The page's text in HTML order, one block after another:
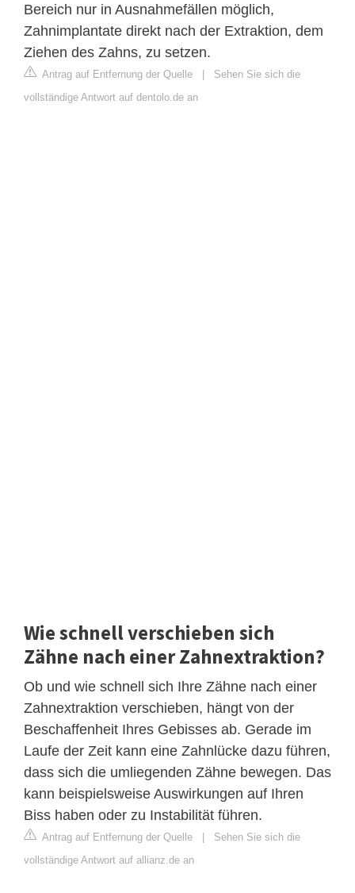
Bereich nur in Ausnahmefällen möglich,
Zahnimplantate direkt nach der Extraktion, dem
Ziehen des Zahns, zu setzen.
Antrag auf Entfernung der Quelle | Sehen Sie sich die
vollständige Antwort auf dentolo.de an
Wie schnell verschieben sich
Zähne nach einer Zahnextraktion?
Ob und wie schnell sich Ihre Zähne nach einer
Zahnextraktion verschieben, hängt von der
Beschaffenheit Ihres Gebisses ab. Gerade im
Laufe der Zeit kann eine Zahnlücke dazu führen,
dass sich die umliegenden Zähne bewegen. Das
kann beispielsweise Auswirkungen auf Ihren
Biss haben oder zu Instabilität führen.
Antrag auf Entfernung der Quelle | Sehen Sie sich die
vollständige Antwort auf allianz.de an